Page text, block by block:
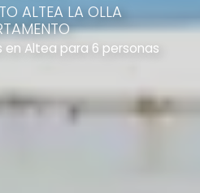
ALTEA LA OLLA
Altea para 6 personas